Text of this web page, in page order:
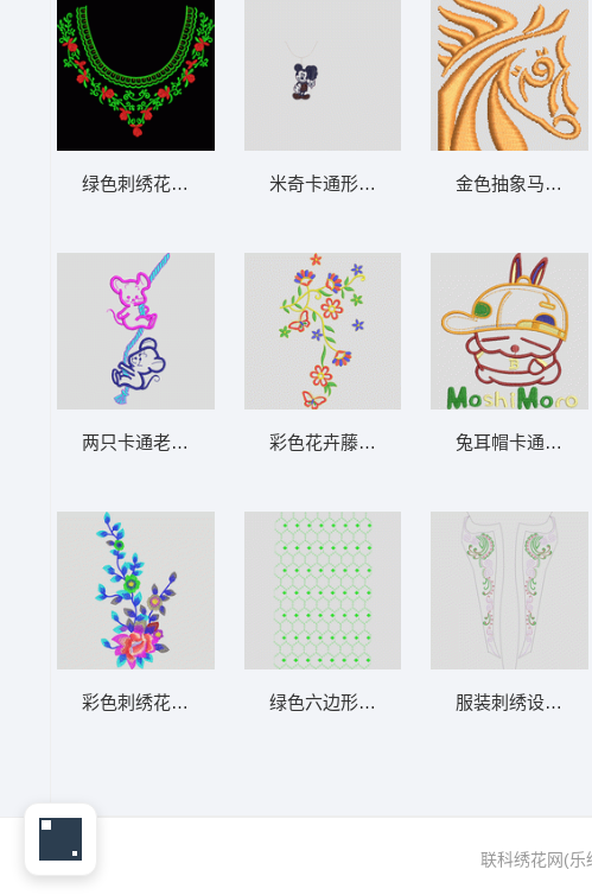
绿色刺绣花卉领饰 衣领
两只卡通老鼠攀爬绳索 卡通老鼠贴布
彩色刺绣花卉图案 漂亮的简单花
米奇卡通形象设计图 亮片 亮片米老鼠
彩色花卉藤蔓刺绣图案 蝴蝶花型
绿色六边形网格图案 匹绣
金色抽象马头图
兔耳帽卡通形象
服装刺绣设计图
联科绣花网(